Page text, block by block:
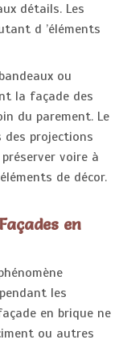
détails. Les
d ’éléments
ou
la façade des
du parement. Le
des projections
voire à
de décor.
en
les
en brique ne
ou autres